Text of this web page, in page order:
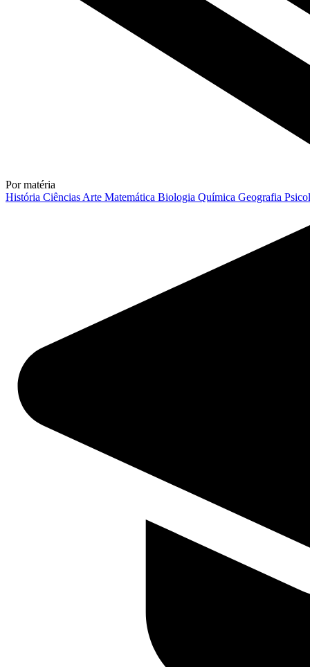
Por matéria
História Ciências Arte Matemática Biologia Química Geografia